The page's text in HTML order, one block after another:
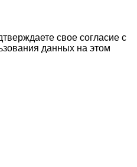
свое согласие с
данных на этом